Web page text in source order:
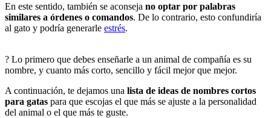
En este sentido, también se aconseja no optar por palabras
similares a órdenes o comandos. De lo contrario, esto confundiría
al gato y podría generarle estrés.
? Lo primero que debes enseñarle a un animal de compañía es su
nombre, y cuanto más corto, sencillo y fácil mejor que mejor.
A continuación, te dejamos una lista de ideas de nombres cortos
para gatas para que escojas el que más se ajuste a la personalidad
del animal o el que más te guste.